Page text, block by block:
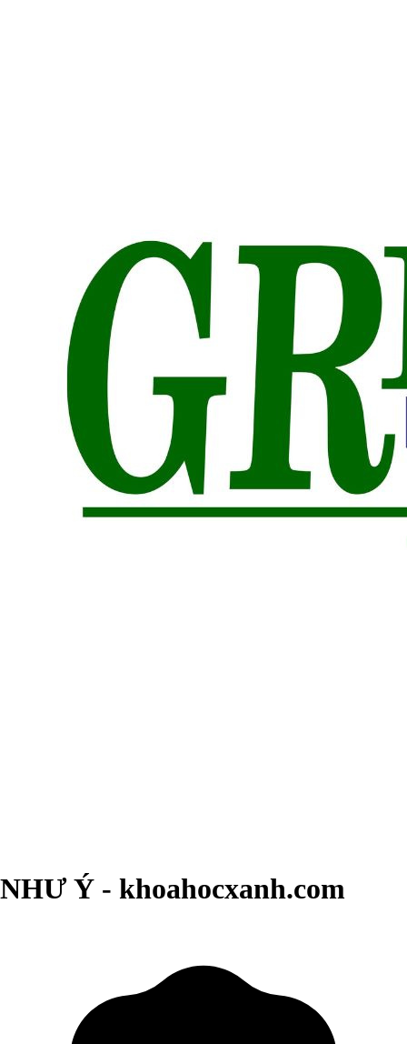
NHƯ Ý - khoahocxanh.com